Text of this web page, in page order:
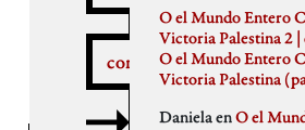
comentariosCritica a la crítica
abril 2022
marzo 2022
mayo 2021
abril 2021
elenapedrosa
Germano Paris
Gus-Man
Iren Txus
O el Mundo Entero
Victoria Palestina 2
O el Mundo Entero
Victoria Palestina
DanielaenO el